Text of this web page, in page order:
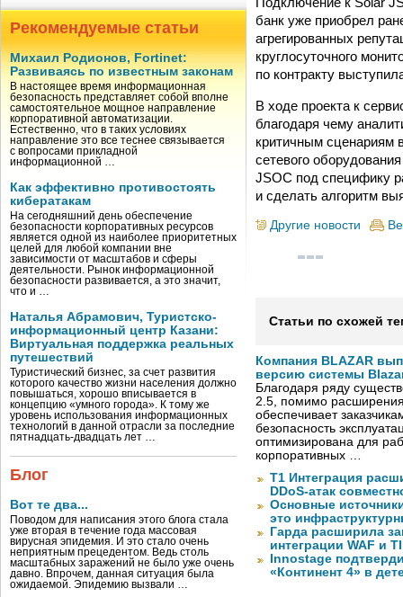
Рекомендуемые статьи
Михаил Родионов, Fortinet:
Развиваясь по известным законам
В настоящее время информационная
безопасность представляет собой вполне
самостоятельное мощное направление
корпоративной автоматизации.
Естественно, что в таких условиях
направление это все теснее связывается
с вопросами прикладной
информационной …
Как эффективно противостоять
кибератакам
На сегодняшний день обеспечение
безопасности корпоративных ресурсов
является одной из наиболее приоритетных
целей для любой компании вне
зависимости от масштабов и сферы
деятельности. Рынок информационной
безопасности развивается, а это значит,
что и …
Наталья Абрамович, Туристско-
информационный центр Казани:
Виртуальная поддержка реальных
путешествий
Туристический бизнес, за счет развития
которого качество жизни населения должно
повышаться, хорошо вписывается в
концепцию «умного города». К тому же
уровень использования информационных
технологий в данной отрасли за последние
пятнадцать-двадцать лет …
Блог
Вот те два...
Поводом для написания этого блога стала
уже вторая в течение года массовая
вирусная эпидемия. И это стало очень
неприятным прецедентом. Ведь столь
масштабных заражений не было уже очень
давно. Впрочем, данная ситуация была
ожидаемой. Эпидемию вызвали …
банк уже приобрел
агрегированных
круглосуточного
по контракту
В ходе проекта к
благодаря чему
критичным сценариям
сетевого
JSOC под специфику
и сделать алгоритм
Другие новости
Статьи по схожей
Компания BLAZAR
версию системы
Благодаря ряду
2.5, помимо
обеспечивает
безопасность
оптимизирована для
корпоративных …
Т1 Интеграция
DDoS-атак
Основные
это
Гарда расширила
интеграции WAF и
Innostage
«Континент 4» в